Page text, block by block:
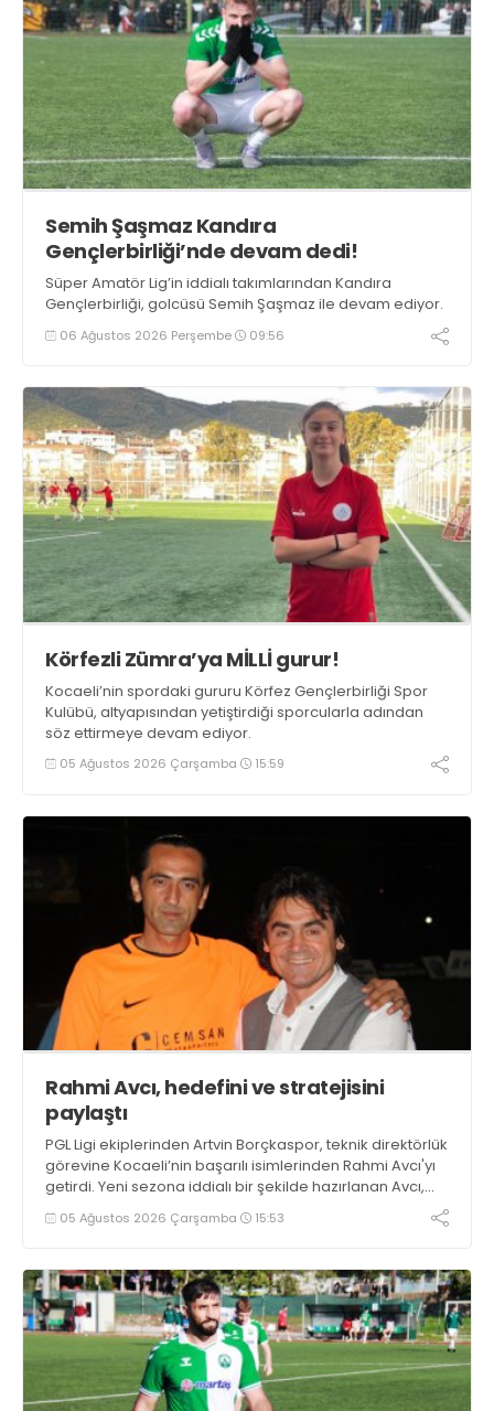
Semih Şaşmaz Kandıra
Gençlerbirliği’nde devam dedi!
Süper Amatör Lig’in iddialı takımlarından Kandıra
Gençlerbirliği, golcüsü Semih Şaşmaz ile devam ediyor.
06 Ağustos 2026 Perşembe 09:56
Körfezli Zümra’ya MİLLİ gurur!
Kocaeli’nin spordaki gururu Körfez Gençlerbirliği Spor
Kulübü, altyapısından yetiştirdiği sporcularla adından
söz ettirmeye devam ediyor.
05 Ağustos 2026 Çarşamba 15:59
Rahmi Avcı, hedefini ve stratejisini
paylaştı
PGL Ligi ekiplerinden Artvin Borçkaspor, teknik direktörlük
görevine Kocaeli’nin başarılı isimlerinden Rahmi Avcı'yı
getirdi. Yeni sezona iddialı bir şekilde hazırlanan Avcı,
duygularını aktardı.
05 Ağustos 2026 Çarşamba 15:53